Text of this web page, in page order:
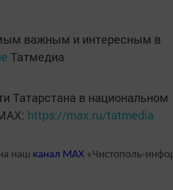
важным и интересным в
Татмедиа
Татарстана в национальном
https://max.ru/tatmedia
наш канал MAX «Чистополь-